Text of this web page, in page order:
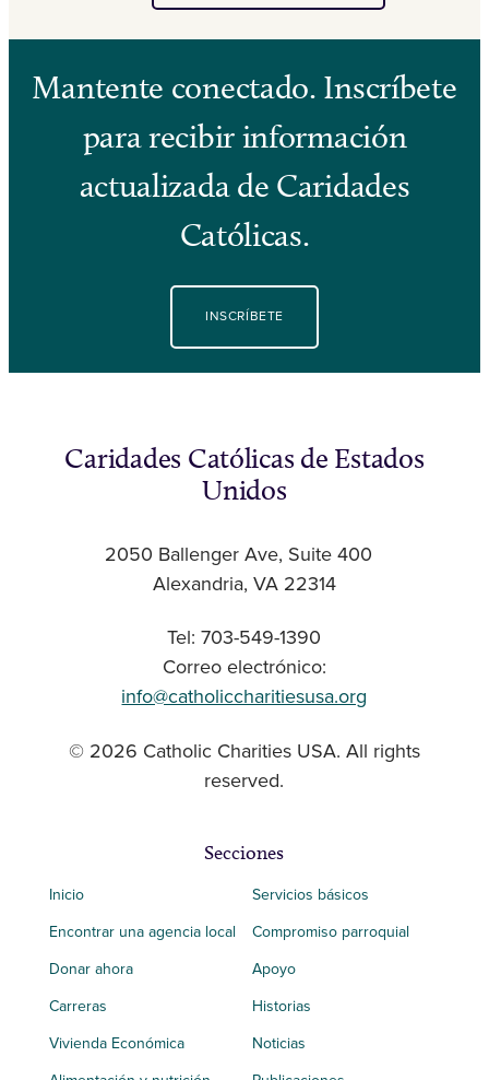
Mantente conectado. Inscríbete
para recibir información
actualizada de Caridades
Católicas.
INSCRÍBETE
Caridades Católicas de Estados
Unidos
2050 Ballenger Ave, Suite 400
Alexandria, VA 22314
Tel: 703-549-1390
Correo electrónico:
info@catholiccharitiesusa.org
© 2026 Catholic Charities USA. All rights
reserved.
Secciones
Inicio
Encontrar una agencia local
Donar ahora
Carreras
Vivienda Económica
Servicios básicos
Compromiso parroquial
Apoyo
Historias
Noticias